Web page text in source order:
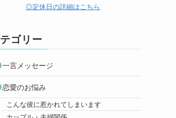
◎定休日の詳細はこちら
カテゴリー
一言メッセージ
恋愛のお悩み
こんな彼に惹かれてしまいます